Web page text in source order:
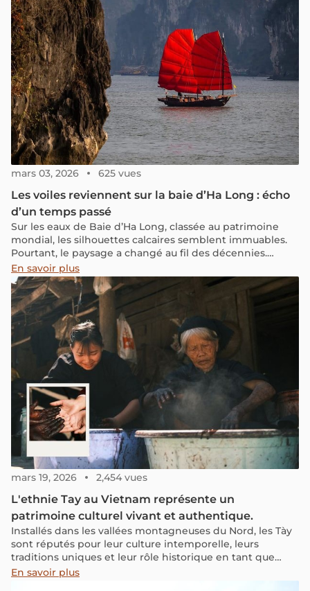
mars 03, 2026 625 vues
Les voiles reviennent sur la baie d’Ha Long : écho
d’un temps passé
Sur les eaux de Baie d’Ha Long, classée au patrimoine
mondial, les silhouettes calcaires semblent immuables.
Pourtant, le paysage a changé au fil des décennies.
Autrefois, avant les bateaux à moteur et les croisières
contemporaines, la baie vivait au rythme du vent. Des
jonques en bois à trois cloisons glissaient entre les îlots,
leurs voiles brun sombre tendues face au large.
Aujourd’hui, leur retour suscite une émotion particulière.
Plus qu’un simple élément visuel, ces voiles renouent
avec une mémoire maritime longtemps effacée.
En savoir plus
mars 19, 2026 2,454 vues
L'ethnie Tay au Vietnam représente un
patrimoine culturel vivant et authentique.
Installés dans les vallées montagneuses du Nord, les Tày
sont réputés pour leur culture intemporelle, leurs
traditions uniques et leur rôle historique en tant que
premiers habitants des anciens Viet.
En savoir plus